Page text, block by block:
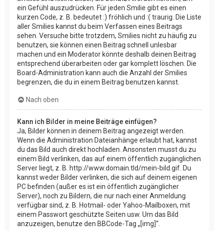
ein Gefühl auszudrücken. Für jeden Smilie gibt es einen
kurzen Code, z. B. bedeutet :) fröhlich und :( traurig. Die Liste
aller Smilies kannst du beim Verfassen eines Beitrags
sehen. Versuche bitte trotzdem, Smilies nicht zu häufig zu
benutzen, sie können einen Beitrag schnell unlesbar
machen und ein Moderator könnte deshalb deinen Beitrag
entsprechend überarbeiten oder gar komplett löschen. Die
Board-Administration kann auch die Anzahl der Smilies
begrenzen, die du in einem Beitrag benutzen kannst.
Nach oben
Kann ich Bilder in meine Beiträge einfügen?
Ja, Bilder können in deinem Beitrag angezeigt werden.
Wenn die Administration Dateianhänge erlaubt hat, kannst
du das Bild auch direkt hochladen. Ansonsten musst du zu
einem Bild verlinken, das auf einem öffentlich zugänglichen
Server liegt, z. B. http://www.domain.tld/mein-bild.gif. Du
kannst weder Bilder verlinken, die sich auf deinem eigenen
PC befinden (außer es ist ein öffentlich zugänglicher
Server), noch zu Bildern, die nur nach einer Anmeldung
verfügbar sind, z. B. Hotmail- oder Yahoo-Mailboxen, mit
einem Passwort geschützte Seiten usw. Um das Bild
anzuzeigen, benutze den BBCode-Tag „[img]“.